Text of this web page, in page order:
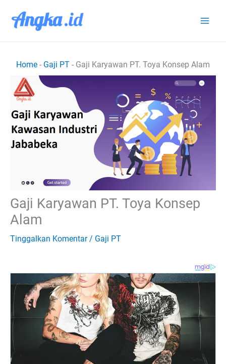
Home - Gaji PT - Gaji Karyawan PT. Toya Konsep Alam
Gaji Karyawan PT. Toya Konsep
Alam
Tinggalkan Komentar / Gaji PT